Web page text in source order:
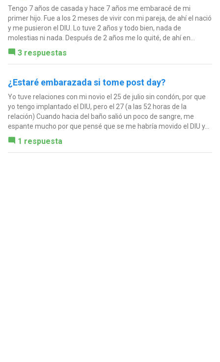
Tengo 7 años de casada y hace 7 años me embaracé de mi
primer hijo. Fue a los 2 meses de vivir con mi pareja, de ahí el nació
y me pusieron el DIU. Lo tuve 2 años y todo bien, nada de
molestias ni nada. Después de 2 años me lo quité, de ahí en...
3 respuestas
¿Estaré embarazada si tome post day?
Yo tuve relaciones con mi novio el 25 de julio sin condón, por que
yo tengo implantado el DIU, pero el 27 (a las 52 horas de la
relación) Cuando hacia del baño salió un poco de sangre, me
espante mucho por que pensé que se me habría movido el DIU y...
1 respuesta